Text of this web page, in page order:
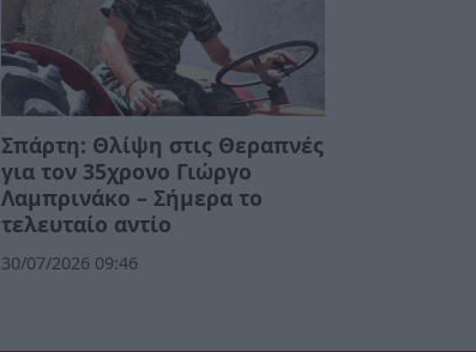
Σπάρτη: Θλίψη στις Θεραπνές
για τον 35χρονο Γιώργο
Λαμπρινάκο – Σήμερα το
τελευταίο αντίο
30/07/2026 09:46